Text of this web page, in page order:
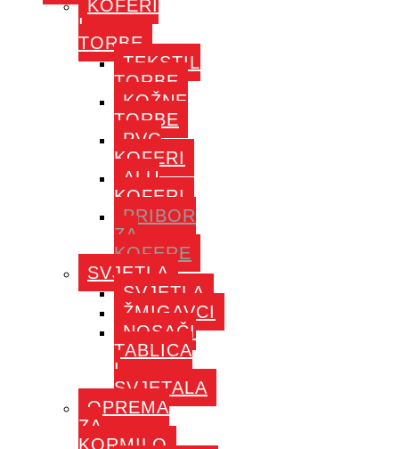
KOFERI
I
TORBE
TEKSTIL
TORBE
KOŽNE
TORBE
PVC
KOFERI
ALU
KOFERI
PRIBOR
ZA
KOFERE
SVJETLA
SVJETLA
ŽMIGAVCI
NOSAČI
TABLICA
I
SVJETALA
OPREMA
ZA
KORMILO